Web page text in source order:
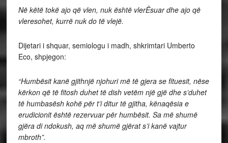
Në këtë tokë ajo që vlen, nuk është vlerËsuar dhe ajo që
vleresohet, kurrë nuk do të vlejë.
Dijetari i shquar, semiologu i madh, shkrimtari Umberto
Eco, shpjegon:
“Humbësit kanë gjithnjë njohuri më të gjera se fituesit, nëse
kërkon që të fitosh duhet të dish vetëm një gjë dhe s’duhet
të humbasësh kohë për t’i ditur të gjitha, kënaqësia e
erudicionit është rezervuar për humbësit. Sa më shumë
gjëra di ndokush, aq më shumë gjërat s’i kanë vajtur
mbroth”.